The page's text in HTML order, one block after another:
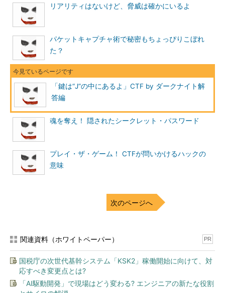
図3 展開ファイルの内容を確認する
ここから、tcpdump形式のパケットキャプチャファイルである
ことが分かる。確認のため、問題ファイルをtcpdumpで読み込ん
でみよう。下図のように問題なくパケットの内容が表示されるは
ずである。
図4 tcpdumpで内容を確認する
しかし、この先、tcpdumpで分析し続けるのは厳しいため、問
リアリティはないけど、脅威は確かにいるよ
パケットキャプチャ術で秘密もちょっぴりこぼれ
た？
「鍵は“J”の中にあるよ」CTF by ダークナイト解
答編
魂を奪え！ 隠されたシークレット・パスワード
プレイ・ザ・ゲーム！ CTFが問いかけるハックの
意味
次のページへ
関連資料（ホワイトペーパー） PR
国税庁の次世代基幹システム「KSK2」稼働開始に向けて、対
応すべき変更点とは?
「AI駆動開発」で現場はどう変わる? エンジニアの新たな役割